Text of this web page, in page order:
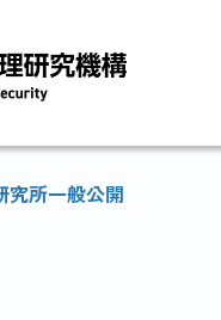
究所一般公開